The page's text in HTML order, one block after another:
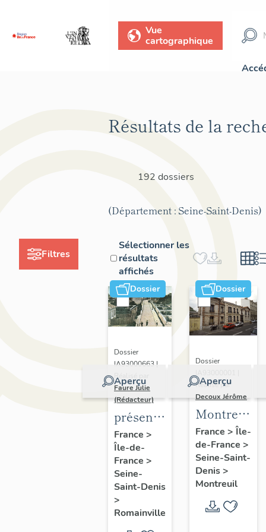
Vue
cartographique
Filtres
Résultats de la
192 dossiers
(Département : Seine-Saint-Denis)
Sélectionner les
résultats
affichés
Dossier
Aperçu
Dossier
IA93000663 |
Réalisé par
Faure Julie
(Rédacteur)
présentation
de
l'inventaire
de la
commune
de
Romainville
France >
Île-de-
France >
Seine-
Saint-Denis
>
Romainville
Dossier
Aperçu
Dossier
Réalisé par
Decoux Jérôme
Montreuil
-
Patrimoine
industriel
-
générale
France > Île-
de-France >
Seine-Saint-
Denis>
Montreuil